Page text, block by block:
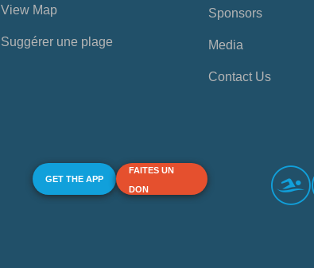
View Map
Suggérer une plage
Sponsors
Media
Contact Us
GET THE APP
FAITES UN
DON